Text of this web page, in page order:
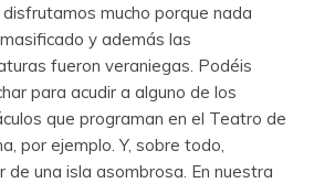
mucho porque nada
y además las
fueron veraniegas. Podéis
para acudir a alguno de los
que programan en el Teatro de
por ejemplo. Y, sobre todo,
de una isla asombrosa. En nuestra